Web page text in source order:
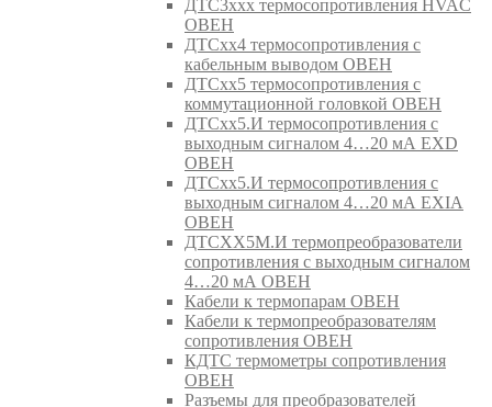
ДТС3ххх термосопротивления HVAC
ОВЕН
ДТСхх4 термосопротивления с
кабельным выводом ОВЕН
ДТСхх5 термосопротивления с
коммутационной головкой ОВЕН
ДТСхх5.И термосопротивления с
выходным сигналом 4…20 мА EXD
ОВЕН
ДТСхх5.И термосопротивления с
выходным сигналом 4…20 мА EXIA
ОВЕН
ДТСХХ5М.И термопреобразователи
сопротивления с выходным сигналом
4…20 мА ОВЕН
Кабели к термопарам ОВЕН
Кабели к термопреобразователям
сопротивления ОВЕН
КДТС термометры сопротивления
ОВЕН
Разъемы для преобразователей